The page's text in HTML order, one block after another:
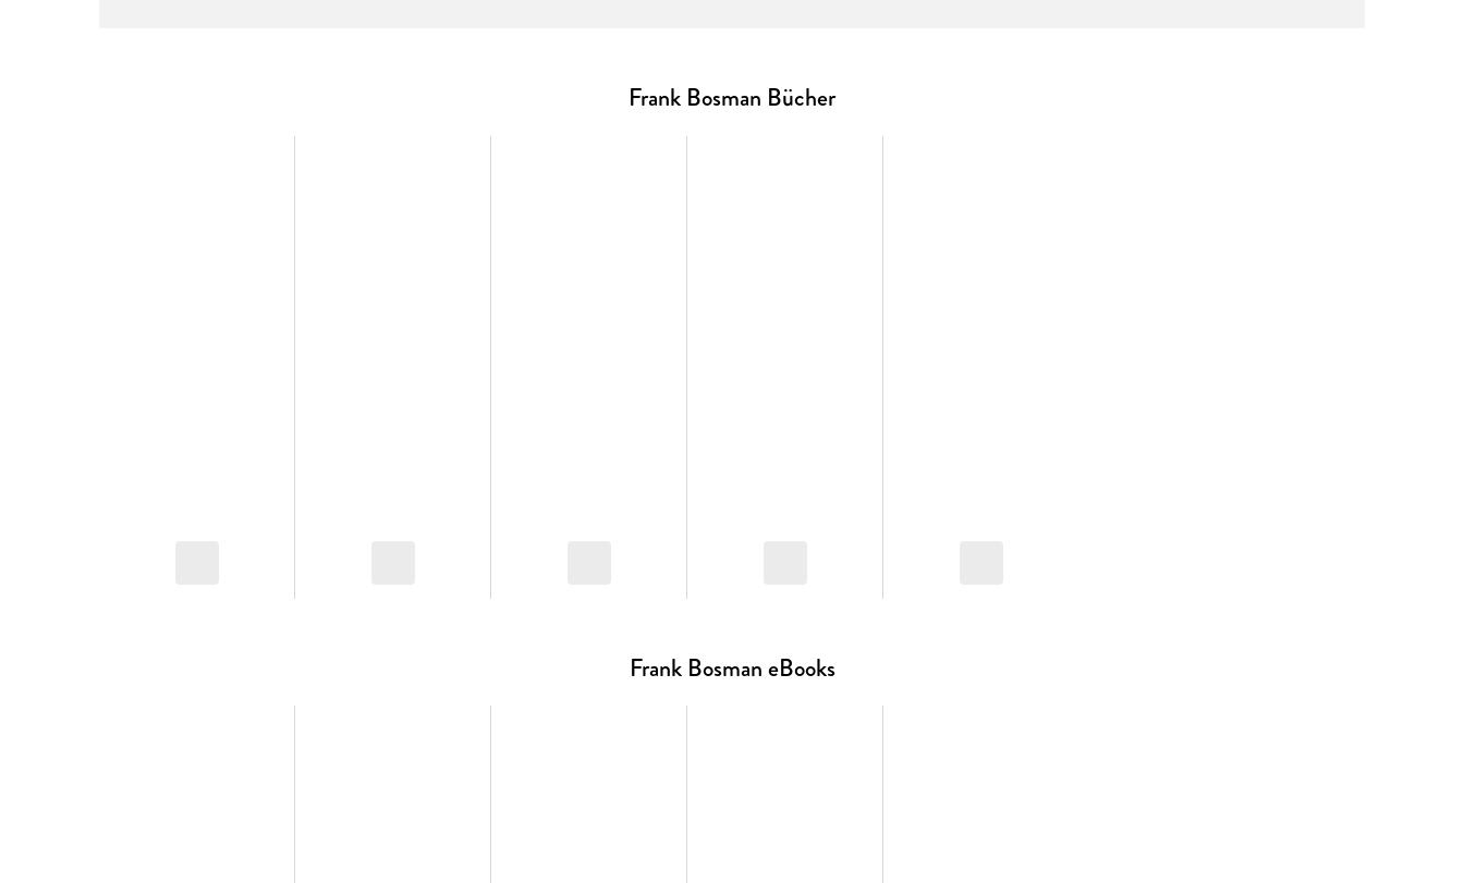
Frank Bosman Bücher
Frank Bosman eBooks